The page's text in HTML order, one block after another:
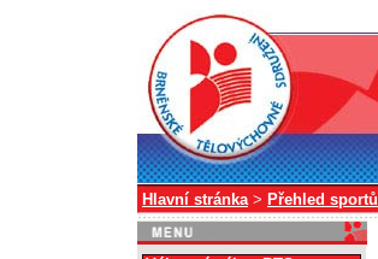
Hlavní stránka> Přehled sportů